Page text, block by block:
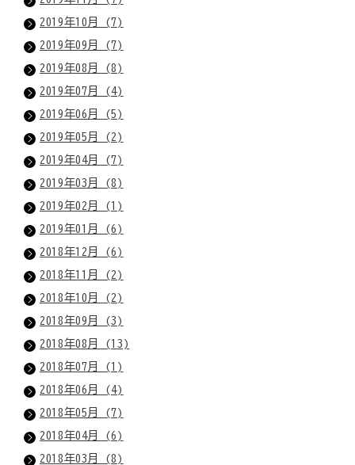
2019年10月 (7)
2019年09月 (7)
2019年08月 (8)
2019年07月 (4)
2019年06月 (5)
2019年05月 (2)
2019年04月 (7)
2019年03月 (8)
2019年02月 (1)
2019年01月 (6)
2018年12月 (6)
2018年11月 (2)
2018年10月 (2)
2018年09月 (3)
2018年08月 (13)
2018年07月 (1)
2018年06月 (4)
2018年05月 (7)
2018年04月 (6)
2018年03月 (8)